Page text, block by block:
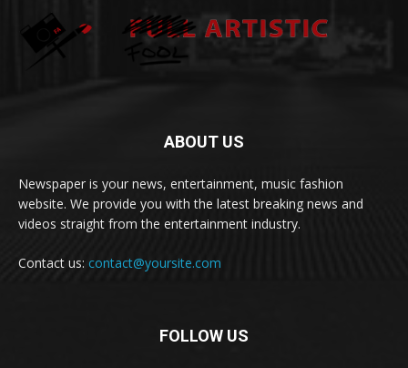
ABOUT US
Newspaper is your news, entertainment, music fashion
website. We provide you with the latest breaking news and
videos straight from the entertainment industry.
Contact us: contact@yoursite.com
FOLLOW US